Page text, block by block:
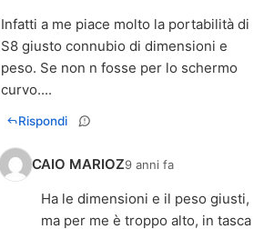
Infatti a me piace molto la portabilità di
S8 giusto connubio di dimensioni e
peso. Se non n fosse per lo schermo
curvo....
Rispondi
CAIO MARIOZ9 anni fa
Ha le dimensioni e il peso giusti,
ma per me è troppo alto, in tasca